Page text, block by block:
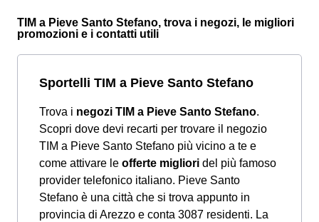
TIM a Pieve Santo Stefano, trova i negozi, le migliori
promozioni e i contatti utili
Sportelli TIM a Pieve Santo Stefano
Trova i negozi TIM a Pieve Santo Stefano.
Scopri dove devi recarti per trovare il negozio
TIM a Pieve Santo Stefano più vicino a te e
come attivare le offerte migliori del più famoso
provider telefonico italiano. Pieve Santo
Stefano è una città che si trova appunto in
provincia di Arezzo e conta 3087 residenti. La